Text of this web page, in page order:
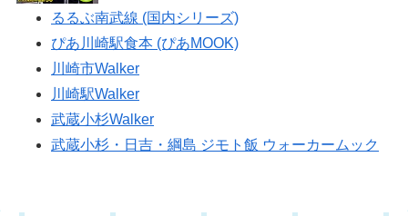
るるぶ南武線 (国内シリーズ)
ぴあ川崎駅食本 (ぴあMOOK)
川崎市Walker
川崎駅Walker
武蔵小杉Walker
武蔵小杉・日吉・綱島 ジモト飯 ウォーカームック